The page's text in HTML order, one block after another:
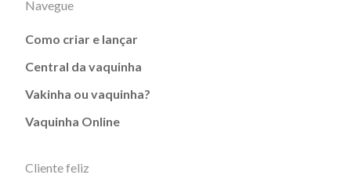
Navegue
Como criar e lançar
Central da vaquinha
Vakinha ou vaquinha?
Vaquinha Online
Cliente feliz